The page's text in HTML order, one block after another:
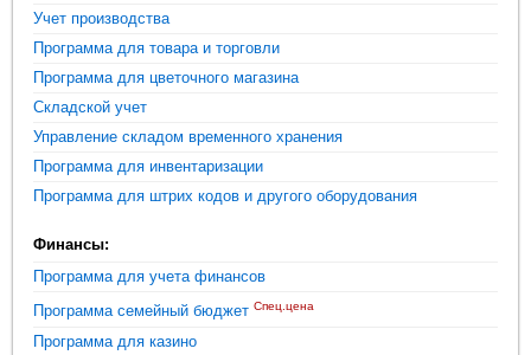
Учет производства
Программа для товара и торговли
Программа для цветочного магазина
Складской учет
Управление складом временного хранения
Программа для инвентаризации
Программа для штрих кодов и другого оборудования
Финансы:
Программа для учета финансов
Программа семейный бюджет Спец.цена
Программа для казино